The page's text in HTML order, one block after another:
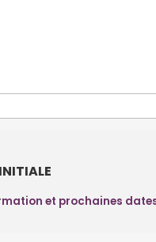
et prochaines